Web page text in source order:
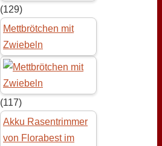
(129)
Mettbrötchen mit
Zwiebeln
(117)
Akku Rasentrimmer
von Florabest im